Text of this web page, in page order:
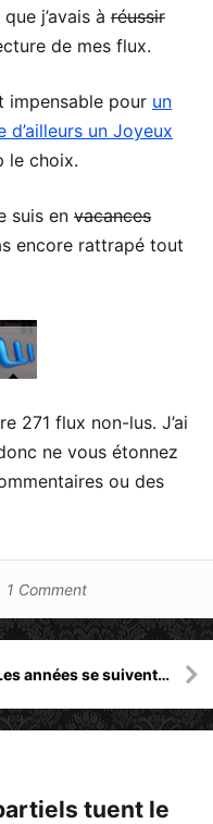
j’avais à réussir
de mes flux.
impensable pour un
un Joyeux
le choix.
suis en vacances
encore rattrapé tout
271 flux non-lus. J’ai
ne vous étonnez
ou des
1 Comment
années se suivent…
tuent le